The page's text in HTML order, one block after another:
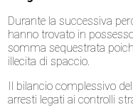
Durante la successiva
hanno trovato in
somma sequestrata
illecita di spaccio.
Il bilancio complessivo
arresti legati ai controlli